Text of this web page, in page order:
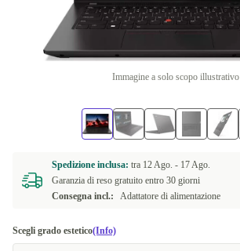
Immagine a solo scopo illustrativo
Spedizione inclusa: tra 12 Ago. - 17 Ago.
Garanzia di reso gratuito entro 30 giorni
Consegna incl.:
Adattatore di alimentazione
Scegli grado estetico(Info)